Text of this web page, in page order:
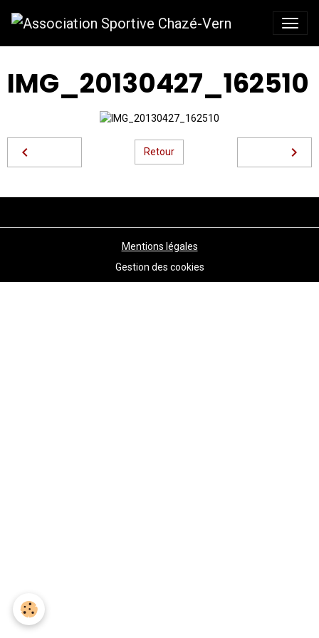
IMG_20130427_162510
Retour
Mentions légales
Gestion des cookies